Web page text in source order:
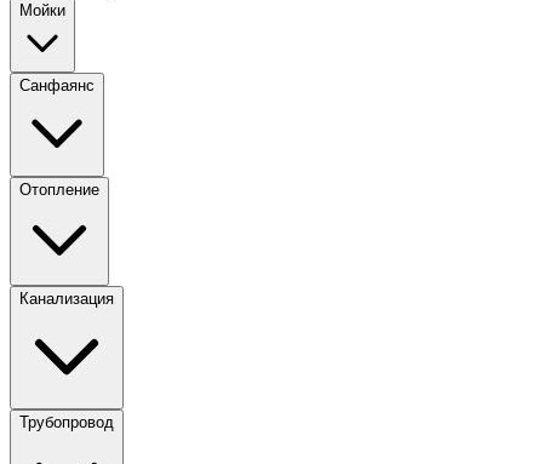
Мойки
Санфаянс
Отопление
Канализация
Трубопровод